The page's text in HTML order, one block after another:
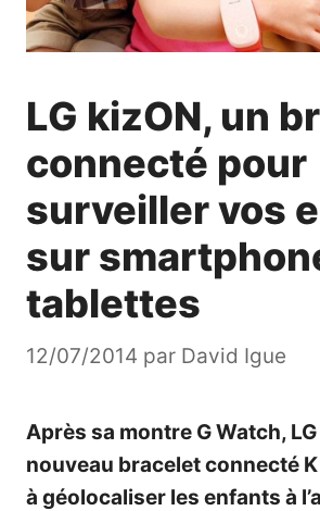
LG kizON, un
connecté pour
surveiller vos
sur
tablettes
12/07/2014 par David Igue
Après sa montre G Watch,
nouveau bracelet connecté
à géolocaliser les enfants à